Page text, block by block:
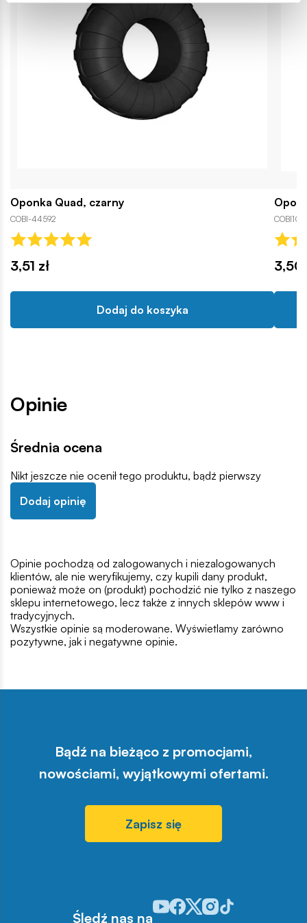
Oponka Quad, czarny
COBI-44592
3,51 zł
Dodaj do koszyka
3,50
Opinie
Średnia ocena
Nikt jeszcze nie ocenił tego produktu, bądź pierwszy
Dodaj opinię
Opinie pochodzą od zalogowanych i niezalogowanych
klientów, ale nie weryfikujemy, czy kupili dany produkt,
ponieważ może on (produkt) pochodzić nie tylko z naszego
sklepu internetowego, lecz także z innych sklepów www i
tradycyjnych.
Wszystkie opinie są moderowane. Wyświetlamy zarówno
pozytywne, jak i negatywne opinie.
Bądź na bieżąco z promocjami,
nowościami, wyjątkowymi ofertami.
Zapisz się
Śledź nas na
Odwiedź nasz profil w serwisie
Odwiedź nasz profil w
Odwiedź nasz profil w
Odwiedź nasz profil w
Odwiedź nasz